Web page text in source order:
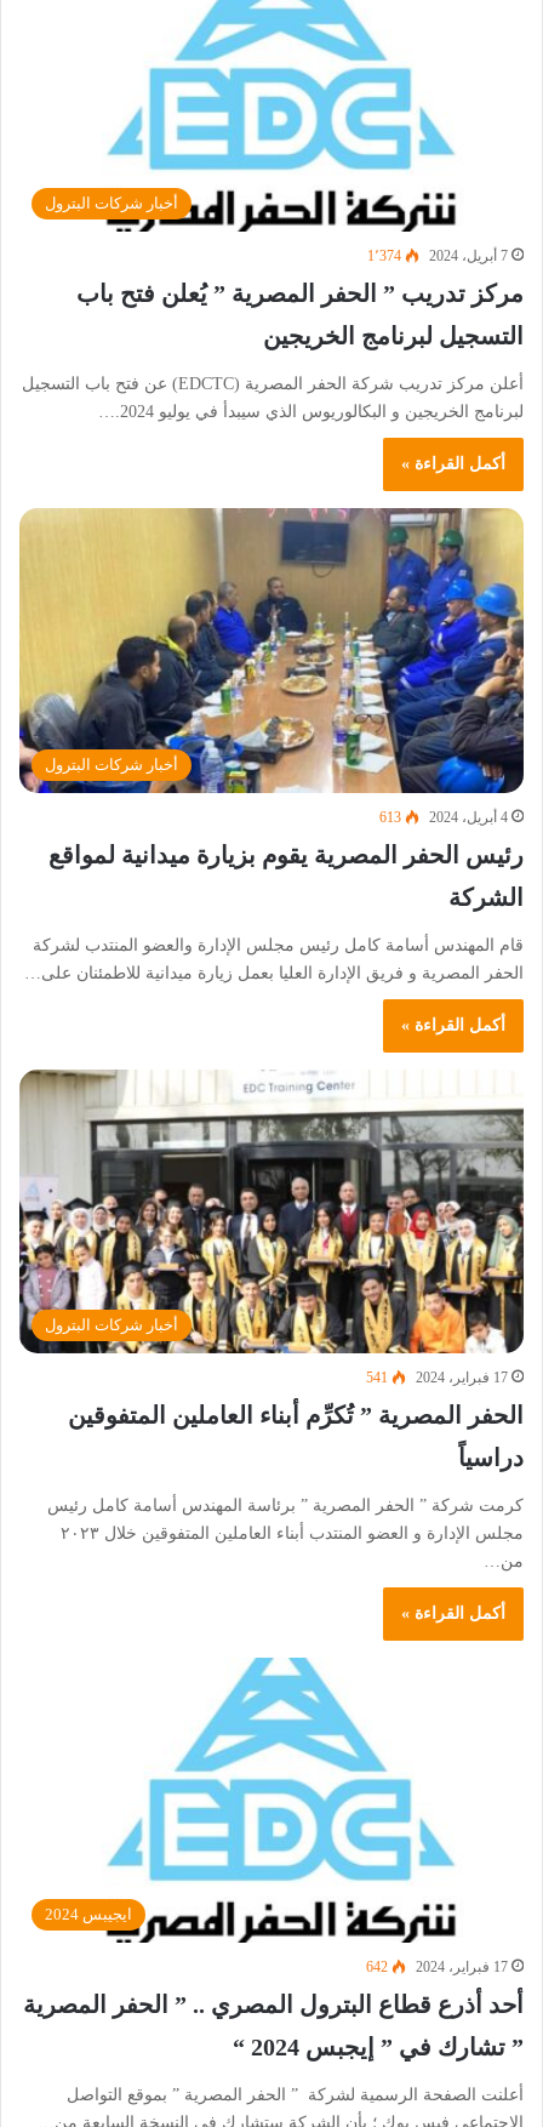
أخبار شركات البترول
7 أبريل، 2024 1٬374
مركز تدريب ” الحفر المصرية ” يُعلن فتح باب
التسجيل لبرنامج الخريجين
أعلن مركز تدريب شركة الحفر المصرية (EDCTC) عن فتح باب التسجيل
لبرنامج الخريجين و البكالوريوس الذي سيبدأ في يوليو 2024.…
أكمل القراءة »
أخبار شركات البترول
4 أبريل، 2024 613
رئيس الحفر المصرية يقوم بزيارة ميدانية لمواقع
الشركة
قام المهندس أسامة كامل رئيس مجلس الإدارة والعضو المنتدب لشركة
الحفر المصرية و فريق الإدارة العليا بعمل زيارة ميدانية للاطمئنان على…
أكمل القراءة »
أخبار شركات البترول
17 فبراير، 2024 541
الحفر المصرية ” تُكرِّم أبناء العاملين المتفوقين
دراسياً
كرمت شركة ” الحفر المصرية ” برئاسة المهندس أسامة كامل رئيس
مجلس الإدارة و العضو المنتدب أبناء العاملين المتفوقين خلال ٢٠٢٣
من…
أكمل القراءة »
ايجيبس 2024
17 فبراير، 2024 642
أحد أذرع قطاع البترول المصري .. ” الحفر المصرية
” تشارك في ” إيجبس 2024 “
أعلنت الصفحة الرسمية لشركة ” الحفر المصرية ” بموقع التواصل
الاجتماعي فيس بوك ؛ بأن الشركة ستشارك في النسخة السابعة من…